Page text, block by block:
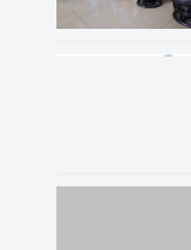
Thi Công Lắp
Italy Chính